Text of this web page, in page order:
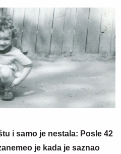
i samo je nestala: Posle 42
je kada je saznao